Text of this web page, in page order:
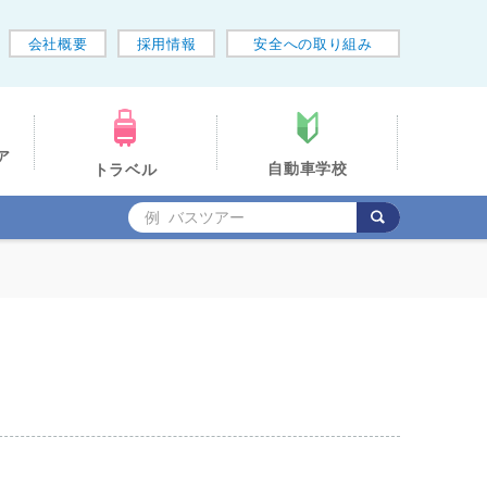
会社概要 採用情報 安全への取り組み
トラベル 自動車学校